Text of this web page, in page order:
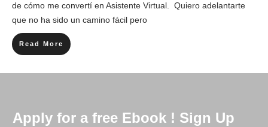
de cómo me convertí en Asistente Virtual. Quiero adelantarte
que no ha sido un camino fácil pero
Read More
Apply for a free Ebook ! Sign Up